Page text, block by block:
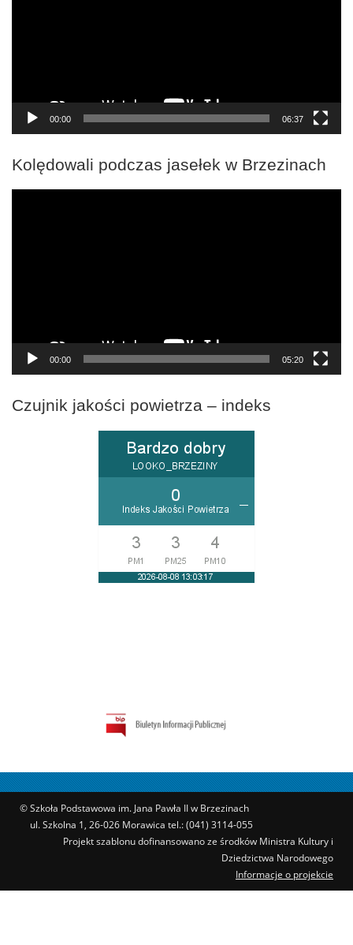
00:00 06:37
Kolędowali podczas jasełek w Brzezinach
00:00 05:20
Czujnik jakości powietrza – indeks
© Szkoła Podstawowa im. Jana Pawła II w Brzezinach
ul. Szkolna 1, 26-026 Morawica tel.: (041) 3114-055
Projekt szablonu dofinansowano ze środków Ministra Kultury i
Dziedzictwa Narodowego
Informacje o projekcie